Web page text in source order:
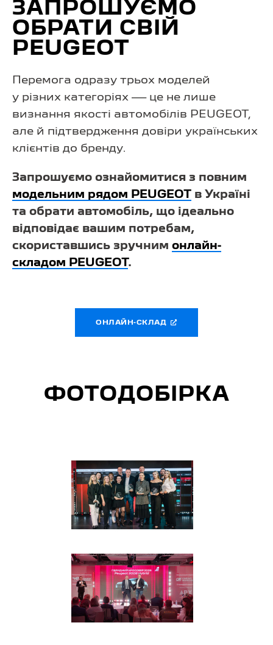
ЗАПРОШУЄМО
ОБРАТИ СВІЙ
PEUGEOT
Перемога одразу трьох моделей
у різних категоріях — це не лише
визнання якості автомобілів PEUGEOT,
але й підтвердження довіри українських
клієнтів до бренду.
Запрошуємо ознайомитися з повним
модельним рядом PEUGEOT
в Україні
та обрати автомобіль, що ідеально
відповідає вашим потребам,
скориставшись зручним онлайн-
складом PEUGEOT .
ОНЛАЙН-СКЛАД
ФОТОДОБІРКА